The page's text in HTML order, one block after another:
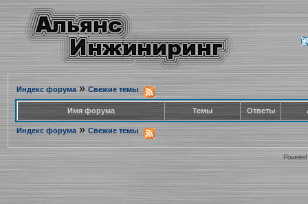
Индекс форума» Свежие темы
Имя форума Темы Ответы
Индекс форума » Свежие темы